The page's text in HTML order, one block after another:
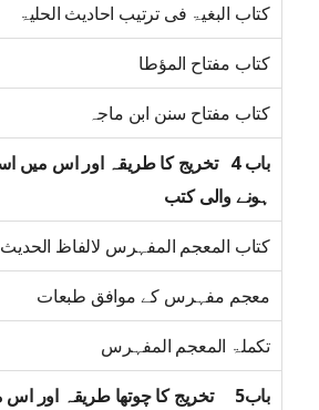
کتاب البغیۃ فی ترتیب احادیث الحلیۃ
کتاب مفتاح المؤطا
کتاب مفتاح سنن ابن ماجہ
باب 4 تخریج کا طریقہ اور اس میں
ہونے والی کتب
کتاب المعجم المفہرس لالفاظ الحدیث
معجم مفہرس کے موافق طبعات
تکملۃ المعجم المفہرس
باب5 تخریج کا چوتھا طریقہ اور